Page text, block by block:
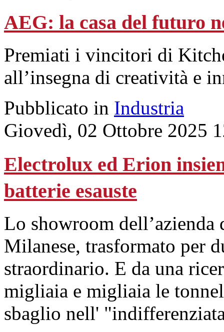
AEG: la casa del futuro
Premiati i vincitori di
all’insegna di creatività e
Pubblicato in Industria
Giovedì, 02 Ottobre 2025
Electrolux ed Erion
batterie esauste
Lo showroom
Milanese, trasformato per
straordinario. E da una
migliaia e migliaia le
sbaglio nell'